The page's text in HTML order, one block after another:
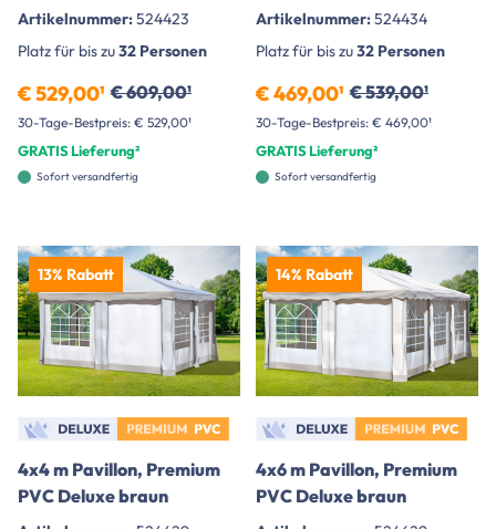
Artikelnummer:524423
Platz für bis zu32 Personen
€ 529,00¹ € 609,00¹
30-Tage-Bestpreis: € 529,00¹
GRATIS Lieferung²
Sofort versandfertig
Artikelnummer:524434
Platz für bis zu32 Personen
€ 469,00¹ € 539,00¹
30-Tage-Bestpreis: € 469,00¹
GRATIS Lieferung²
Sofort versandfertig
13% Rabatt
4x4 m Pavillon, Premium
PVC Deluxe braun
14% Rabatt
4x6 m Pavillon, Premium
PVC Deluxe braun